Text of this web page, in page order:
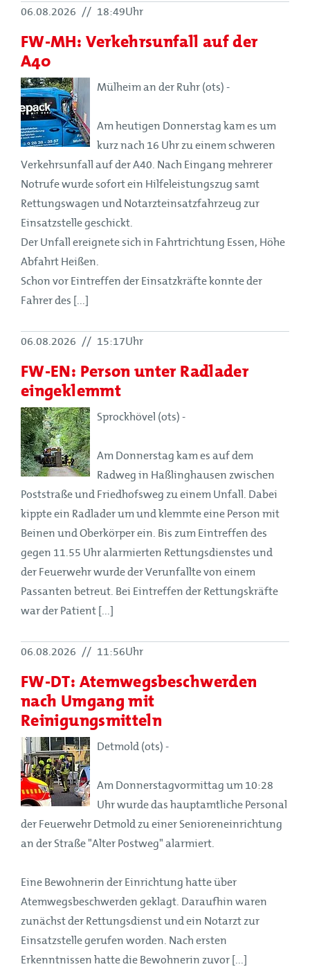
06.08.2026 // 18:49Uhr
FW-MH: Verkehrsunfall auf der
A40
Mülheim an der Ruhr (ots) -
Am heutigen Donnerstag kam es um
kurz nach 16 Uhr zu einem schweren
Verkehrsunfall auf der A40. Nach Eingang mehrerer
Notrufe wurde sofort ein Hilfeleistungszug samt
Rettungswagen und Notarzteinsatzfahrzeug zur
Einsatzstelle geschickt.
Der Unfall ereignete sich in Fahrtrichtung Essen, Höhe
Abfahrt Heißen.
Schon vor Eintreffen der Einsatzkräfte konnte der
Fahrer des [...]
06.08.2026 // 15:17Uhr
FW-EN: Person unter Radlader
eingeklemmt
Sprockhövel (ots) -
Am Donnerstag kam es auf dem
Radweg in Haßlinghausen zwischen
Poststraße und Friedhofsweg zu einem Unfall. Dabei
kippte ein Radlader um und klemmte eine Person mit
Beinen und Oberkörper ein. Bis zum Eintreffen des
gegen 11.55 Uhr alarmierten Rettungsdienstes und
der Feuerwehr wurde der Verunfallte von einem
Passanten betreut. Bei Eintreffen der Rettungskräfte
war der Patient [...]
06.08.2026 // 11:56Uhr
FW-DT: Atemwegsbeschwerden
nach Umgang mit
Reinigungsmitteln
Detmold (ots) -
Am Donnerstagvormittag um 10:28
Uhr wurde das hauptamtliche Personal
der Feuerwehr Detmold zu einer Senioreneinrichtung
an der Straße "Alter Postweg" alarmiert.
Eine Bewohnerin der Einrichtung hatte über
Atemwegsbeschwerden geklagt. Daraufhin waren
zunächst der Rettungsdienst und ein Notarzt zur
Einsatzstelle gerufen worden. Nach ersten
Erkenntnissen hatte die Bewohnerin zuvor [...]